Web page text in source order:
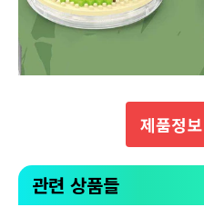
제품정
관련 상품들